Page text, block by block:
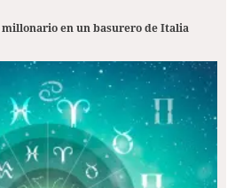
en un basurero de Italia